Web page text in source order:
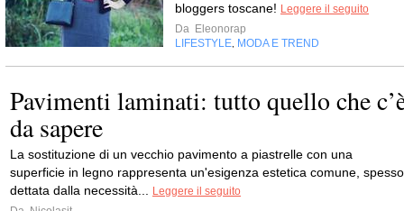
bloggers toscane! Leggere il seguito
Da Eleonorap
LIFESTYLE MODA E TREND
Pavimenti laminati: tutto quello che
da sapere
La sostituzione di un vecchio pavimento a piastrelle con una
superficie in legno rappresenta un'esigenza estetica comune, spesso
dettata dalla necessità...
Leggere il seguito